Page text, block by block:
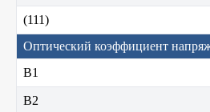
(111)
Оптический коэффициент
B1
B2